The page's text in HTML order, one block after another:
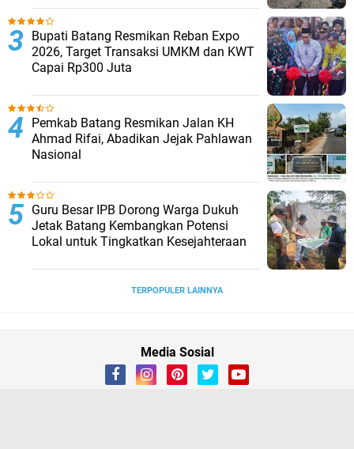
Bupati Batang Resmikan Reban Expo
2026, Target Transaksi UMKM dan KWT
Capai Rp300 Juta
Pemkab Batang Resmikan Jalan KH
Ahmad Rifai, Abadikan Jejak Pahlawan
Nasional
Guru Besar IPB Dorong Warga Dukuh
Jetak Batang Kembangkan Potensi
Lokal untuk Tingkatkan Kesejahteraan
TERPOPULER LAINNYA
Media Sosial